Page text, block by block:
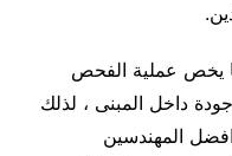
يخص عملية الفحص
داخل المبنى ، لذلك
المهندسين